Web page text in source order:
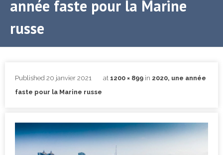
année faste pour la Marine
russe
Published 20 janvier 2021 at 1200 × 899 in 2020, une année
faste pour la Marine russe